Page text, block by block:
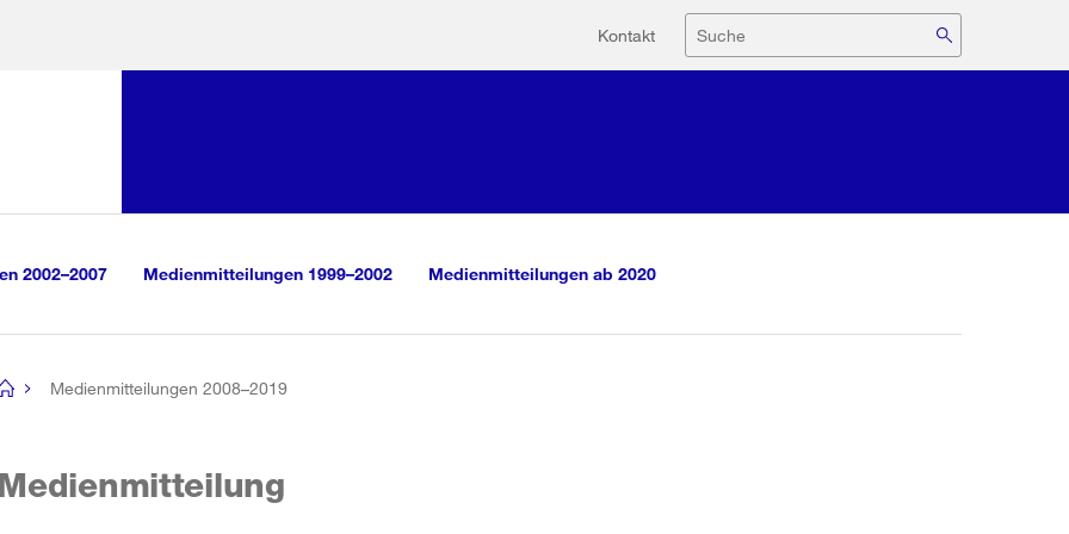
Hilfsnavigation
Kontakt Suche
2002–2007 Medienmitteilungen 1999–2002 Medienmitteilungen ab 2020
Medienmitteilungen 2008–2019